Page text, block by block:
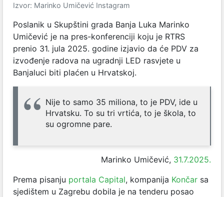
Izvor: Marinko Umičević Instagram
Poslanik u Skupštini grada Banja Luka Marinko
Umičević je na pres-konferenciji koju je RTRS
prenio 31. jula 2025. godine izjavio da će PDV za
izvođenje radova na ugradnji LED rasvjete u
Banjaluci biti plaćen u Hrvatskoj.
Nije to samo 35 miliona, to je PDV, ide u
Hrvatsku. To su tri vrtića, to je škola, to
su ogromne pare.
Marinko Umičević, 31.7.2025.
Prema pisanju portala Capital, kompanija Končar sa
sjedištem u Zagrebu dobila je na tenderu posao